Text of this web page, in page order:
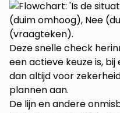
Deze snelle check
een actieve keuze is, bij
dan altijd voor
plannen aan.
De lijn en andere